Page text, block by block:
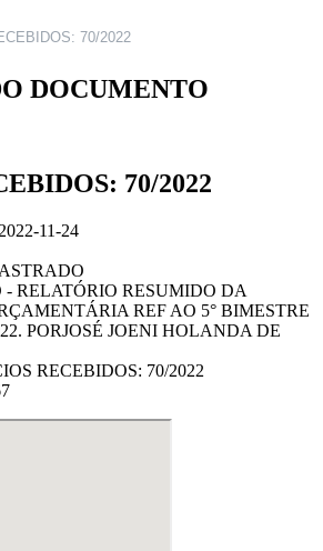
70/2022
DOCUMENTO
70/2022
2022-11-24
- RELATÓRIO RESUMIDO DA
REF AO 5° BIMESTRE
PORJOSÉ JOENI HOLANDA DE
RECEBIDOS: 70/2022